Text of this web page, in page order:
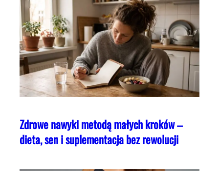
Zdrowe nawyki metodą małych kroków –
dieta, sen i suplementacja bez rewolucji